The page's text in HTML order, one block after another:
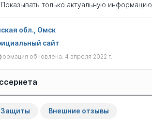
Показывать только актуальную информацию
обл., Омск
сайт
обновлена: 4 апреля 2022 г.
свои
сотрудников
Защиты Внешние отзывы